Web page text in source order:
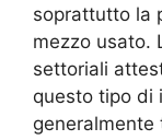
soprattutto la
mezzo usato.
settoriali
questo tipo di
generalmente